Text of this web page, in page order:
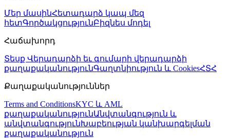
Մեր մասինՀետադարձ կապ մեզ
հետԳործակցությունԲիզնես մոդել
Հաճախորդ
Տեսք Վերադարձի եւ գումարի վերադարձի
քաղաքականությունԳաղտնիություն և CookiesՀՏՀ
Քաղաքականություններ
Terms and ConditionsKYC և AML
քաղաքականությունԱնվտանգություն և
անվտանգությունԽաբեության կանխարգելման
քաղաքականություն